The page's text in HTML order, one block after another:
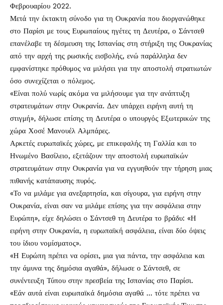
Φεβρουαρίου 2022.
Μετά την έκτακτη σύνοδο για τη Ουκρανία που διοργανώθηκε
στο Παρίσι με τους Ευρωπαίους ηγέτες τη Δευτέρα, ο Σάντσεθ
επανέλαβε τη δέσμευση της Ισπανίας στη στήριξη της Ουκρανίας
από την αρχή της ρωσικής εισβολής, ενώ παράλληλα δεν
εμφανίστηκε πρόθυμος να μιλήσει για την αποστολή στρατιωτών
όσο συνεχίζεται ο πόλεμος.
«Είναι πολύ νωρίς ακόμα να μιλήσουμε για την ανάπτυξη
στρατευμάτων στην Ουκρανία. Δεν υπάρχει ειρήνη αυτή τη
στιγμή», δήλωσε επίσης τη Δευτέρα ο υπουργός Εξωτερικών της
χώρα Χοσέ Μανουέλ Αλμπάρες.
Αρκετές ευρωπαϊκές χώρες, με επικεφαλής τη Γαλλία και το
Ηνωμένο Βασίλειο, εξετάζουν την αποστολή ευρωπαϊκών
στρατευμάτων στην Ουκρανία για να εγγυηθούν την τήρηση μιας
πιθανής κατάπαυσης πυρός.
«Το να μιλάμε για ανεξαρτησία, και σίγουρα, για ειρήνη στην
Ουκρανία, είναι σαν να μιλάμε επίσης για την ασφάλεια στην
Ευρώπη», είχε δηλώσει ο Σάντσεθ τη Δευτέρα το βράδυ: «Η
ειρήνη στην Ουκρανία, η ευρωπαϊκή ασφάλεια, είναι δύο όψεις
του ίδιου νομίσματος».
«Η Ευρώπη πρέπει να ορίσει, μια για πάντα, την ασφάλεια και
την άμυνα της δημόσια αγαθά», δήλωσε ο Σάντσεθ, σε
συνέντευξη Τύπου στην πρεσβεία της Ισπανίας στο Παρίσι.
«Εάν αυτά είναι ευρωπαϊκά δημόσια αγαθά … τότε πρέπει να